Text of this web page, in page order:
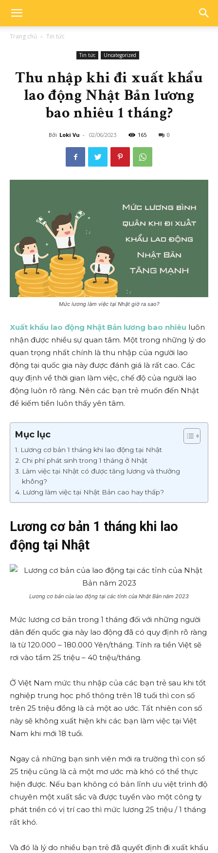
Trang chủ Tin tức
Tin tức Uncategorized
Thu nhập khi đi xuất khẩu
lao động Nhật Bản lương
bao nhiêu 1 tháng?
Bởi Loki Vu - 02/06/2023 165 0
Mức lương làm việc tại Nhật giờ ra sao?
Xuất khẩu lao động Nhật Bản lương bao nhiêu luôn
nhận được nhiều sự quan tâm. Một trong những lý do
quan trọng nhất chính là thu nhập của người lao
động tại quốc gia này được đánh giá là rất cao. Các
quy định về thời gian làm việc, chế độ của người lao
động luôn rõ ràng. Nên các bạn trẻ muốn đến Nhật
để kiếm tiền luôn thấy yên tâm.
Mục lục
Lương cơ bản 1 tháng khi lao động tại Nhật
Chi phí phát sinh trong 1 tháng ở Nhật
Làm việc tại Nhật có được tăng lương và thưởng
không?
Lương làm việc tại Nhật Bản cao hay thấp?
Lương cơ bản 1 tháng khi lao
động tại Nhật
Lương cơ bản của lao động tại các tỉnh của Nhật Bản năm 2023
Mức lương cơ bản trong 1 tháng đối với những người
dân đến quốc gia này lao động đã có quy định rõ ràng
là từ 120.000 – 180.000 Yên/tháng. Tính ra tiền Việt sẽ
rơi vào tầm 25 triệu – 40 triệu/tháng.
Ở Việt Nam mức thu nhập của các bạn trẻ sau khi tốt
nghiệp trung học phổ thông trên 18 tuổi thì con số
trên 25 triệu đồng là cả một ao ước. Tất nhiên con số
này sẽ không xuất hiện khi các bạn làm việc tại Việt
Nam khi mới 18 tuổi.
Ngay cả những bạn sinh viên mới ra trường thì con số
25 triệu cũng là cả một mơ ước mà khó có thể thực
hiện được. Nếu bạn không có bản lĩnh ưu việt trình độ
chuyên một xuất sắc và được tuyển vào một công ty
phát triển có vị trí cao thì mức lương 25 triệu / 1 tháng
rất khó.
Và đó là lý do nhiều bạn trẻ đã quyết định đi xuất khẩu